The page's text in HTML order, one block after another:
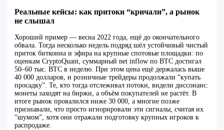
Реальные кейсы: как притоки “кричали”, а рынок
не слышал
Хороший пример — весна 2022 года, ещё до окончательного
обвала. Тогда несколько недель подряд шёл устойчивый чистый
приток биткоина и эфира на крупные спотовые площадки: по
оценкам CryptoQuant, суммарный net inflow по BTC достигал
50–60 тыс. BTC в неделю. При этом цена ещё держалась выше
40 000 долларов, и розничные трейдеры продолжали “купать
просадку”. Те, кто тогда отслеживал потоки, видели диссонанс:
монеты заходят на биржи, а объём покупателей не растёт. В
итоге рынок провалился ниже 30 000, а многие позже
признавали, что просто игнорировали эти сигналы, считая их
“шумом”, хотя они отражали подготовку крупных игроков к
распродаже.